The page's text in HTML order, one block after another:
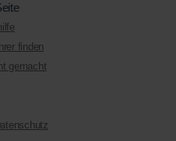
finden
gemacht